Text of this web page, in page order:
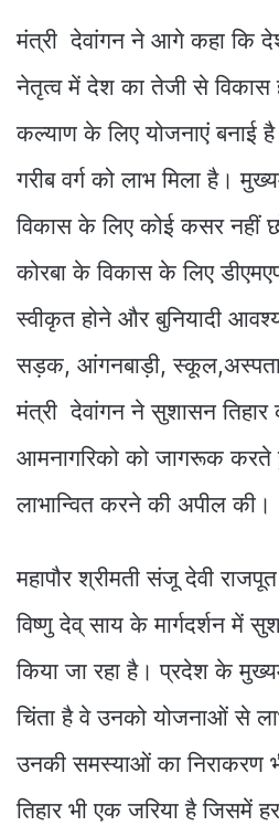
मंत्री देवांगन ने आगे कहा कि
नेतृत्व में देश का तेजी से विकास
कल्याण के लिए योजनाएं बनाई
गरीब वर्ग को लाभ मिला है।
विकास के लिए कोई कसर नहीं
कोरबा के विकास के लिए
स्वीकृत होने और बुनियादी
सड़क, आंगनबाड़ी,
मंत्री देवांगन ने सुशासन
आमनागरिको को जागरूक करते
लाभान्वित करने की अपील की।
महापौर श्रीमती संजू देवी
विष्णु देव् साय के मार्गदर्शन में
किया जा रहा है। प्रदेश के
चिंता है वे उनको योजनाओं से
उनकी समस्याओं का निराकरण
तिहार भी एक जरिया है जिसमें